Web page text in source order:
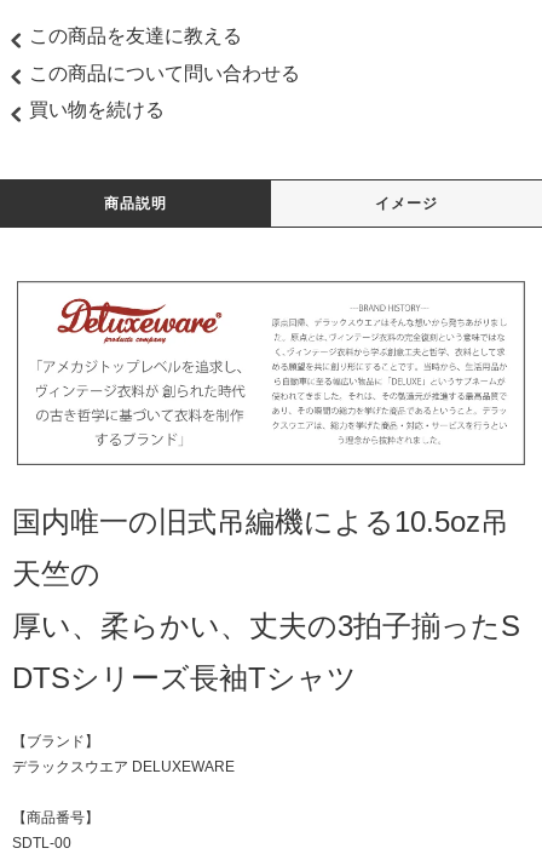
この商品を友達に教える
この商品について問い合わせる
買い物を続ける
商品説明 イメージ
国内唯一の旧式吊編機による10.5oz吊
天竺の
厚い、柔らかい、丈夫の3拍子揃ったS
DTSシリーズ長袖Tシャツ
【ブランド】
デラックスウエア DELUXEWARE
【商品番号】
SDTL-00